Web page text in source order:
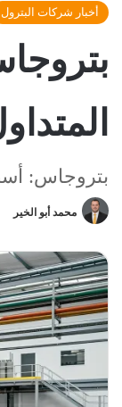
أخبار شركات البترول
بتروجاس:
محمد أبو الخير